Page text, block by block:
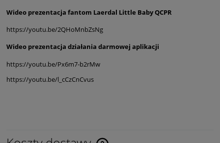
Wideo prezentacja fantom Laerdal Little Baby QCPR
https://youtu.be/2QHoMnbZsNg
Wideo prezentacja działania darmowej aplikacji
https://youtu.be/Px6m7-b2rMw
https://youtu.be/l_cCzCnCvus